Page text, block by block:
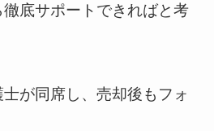
徹底サポートできればと考
が同席し、売却後もフォ